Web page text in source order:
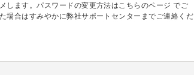
します。パスワードの変更方法はこちらのページ でご
場合はすみやかに弊社サポートセンターまでご連絡くだ